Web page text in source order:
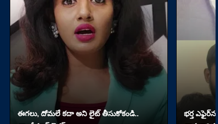
ఈగలు, దోమలే కదా అని లైట్ తీసుకోకండి..
భర్త